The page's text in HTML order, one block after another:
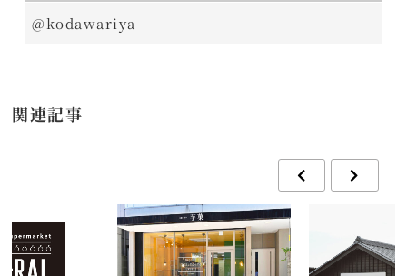
@kodawariya
関連記事